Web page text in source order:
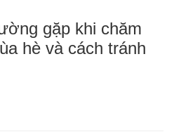
gặp khi chăm
hè và cách tránh